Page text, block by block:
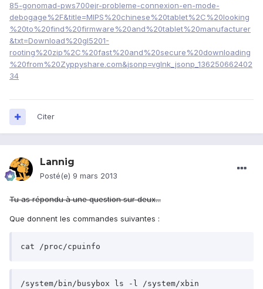
85-gonomad-pws700ejr-probleme-connexion-en-mode-
debogage%2F&title=MIPS%20chinese%20tablet%2C%20looking
%20to%20find%20firmware%20and%20tablet%20manufacturer
&txt=Download%20gl5201-
rooting%20zip%2C%20fast%20and%20secure%20downloading
%20from%20Zyppyshare.com&jsonp=vglnk_jsonp_136250662402
34
Citer
Lannig
Posté(e) 9 mars 2013
Tu as répondu à une question sur deux...
Que donnent les commandes suivantes :
cat /proc/cpuinfo
/system/bin/busybox ls -l /system/xbin